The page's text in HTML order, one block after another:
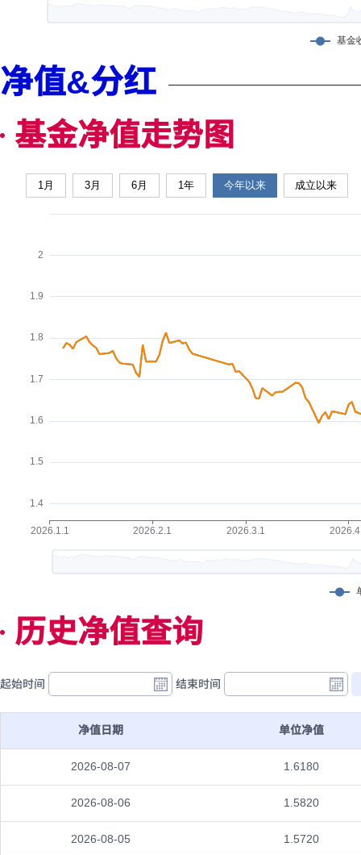
净值&分红
基金净值走势图
1月 3月 6月 1年 今年以来 成立以来
历史净值查询
起始时间 结束时间
净值日期 单位净值
2026-08-07 1.6180
2026-08-06 1.5820
2026-08-05 1.5720